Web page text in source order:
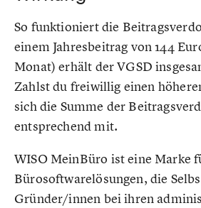
So funktioniert die
einem Jahresbeitrag von 144
Monat) erhält der VGSD
Zahlst du freiwillig einen
sich die Summe der
entsprechend mit.
WISO MeinBüro ist eine Marke
Bürosoftwarelösungen, die
Gründer/innen bei ihren